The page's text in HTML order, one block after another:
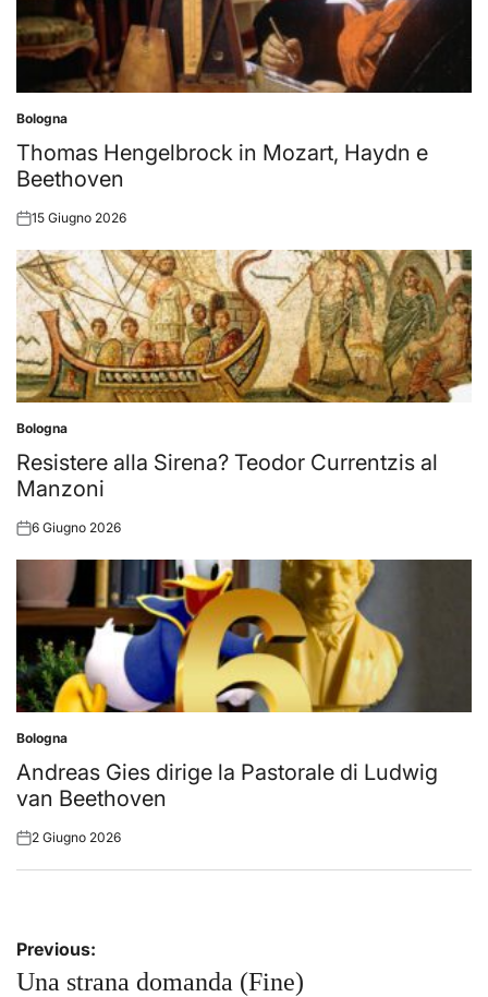
Posted
in
Bologna
Thomas Hengelbrock in Mozart, Haydn e
Beethoven
Posted
15 Giugno 2026
Posted
in
Bologna
Resistere alla Sirena? Teodor Currentzis al
Manzoni
Posted
6 Giugno 2026
Posted
in
Bologna
Andreas Gies dirige la Pastorale di Ludwig
van Beethoven
Posted
2 Giugno 2026
Navigazione
articoli
Previous:
Una strana domanda (Fine)